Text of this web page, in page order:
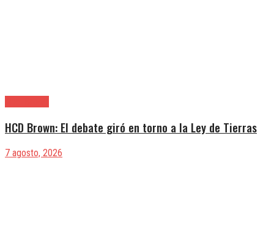
HCD Brown: El debate giró en torno a la Ley de Tierras
7 agosto, 2026